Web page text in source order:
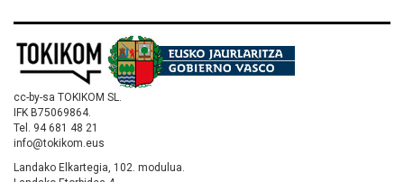
cc-by-sa TOKIKOM SL.
IFK B75069864.
Tel. 94 681 48 21
info@tokikom.eus
Landako Elkartegia, 102. modulua.